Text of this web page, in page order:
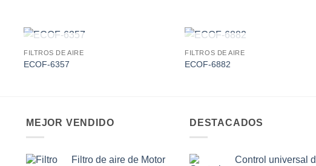
AGOTADO
FILTROS DE AIRE
ECOF-6357
AGOTADO
FILTROS DE AIRE
ECOF-6882
MEJOR VENDIDO
Filtro de aire de Motor
DESTACADOS
Control universal